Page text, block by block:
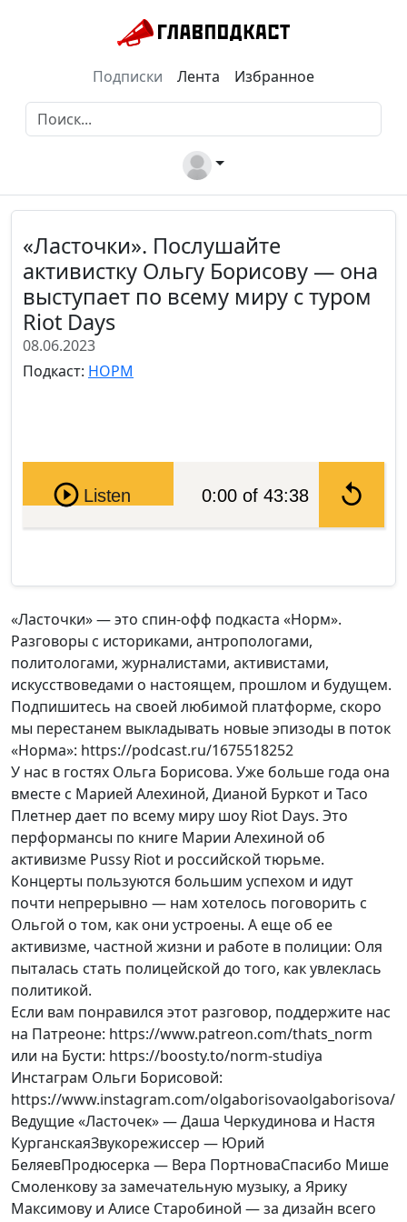
Подписки Лента Избранное
«Ласточки». Послушайте
активистку Ольгу Борисову — она
выступает по всему миру с туром
Riot Days
08.06.2023
Подкаст: НОРМ
Pause
Listen 0:00 of 43:38
«Ласточки» — это спин-офф подкаста «Норм».
Разговоры с историками, антропологами,
политологами, журналистами, активистами,
искусствоведами о настоящем, прошлом и будущем.
Подпишитесь на своей любимой платформе, скоро
мы перестанем выкладывать новые эпизоды в поток
«Норма»: https://podcast.ru/1675518252
У нас в гостях Ольга Борисова. Уже больше года она
вместе с Марией Алехиной, Дианой Буркот и Тасо
Плетнер дает по всему миру шоу Riot Days. Это
перформансы по книге Марии Алехиной об
активизме Pussy Riot и российской тюрьме.
Концерты пользуются большим успехом и идут
почти непрерывно — нам хотелось поговорить с
Ольгой о том, как они устроены. А еще об ее
активизме, частной жизни и работе в полиции: Оля
пыталась стать полицейской до того, как увлеклась
политикой.
Если вам понравился этот разговор, поддержите нас
на Патреоне: https://www.patreon.com/thats_norm
или на Бусти: https://boosty.to/norm-studiya
Инстаграм Ольги Борисовой:
https://www.instagram.com/olgaborisovaolgaborisova/
Ведущие «Ласточек» — Даша Черкудинова и Настя
КурганскаяЗвукорежиссер — Юрий
БеляевПродюсерка — Вера ПортноваСпасибо Мише
Смоленкову за замечательную музыку, а Ярику
Максимову и Алисе Старобиной — за дизайн всего